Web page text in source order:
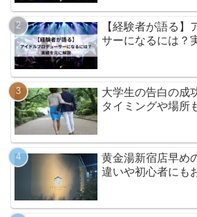
【経験者が語る】
サーになるには？
大学生の告白の成
タイミングや場所
黄金湯新宿店早め
違いや初心者にも